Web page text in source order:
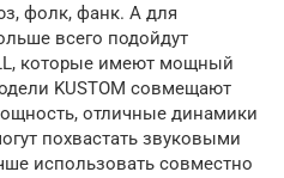
фолк, фанк. А для
всего подойдут
которые имеют мощный
KUSTOM совмещают
отличные динамики
похвастать звуковыми
использовать совместно